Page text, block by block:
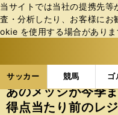
当サイトでは当社の提携先
査・分析したり、お客様に
okie を使⽤する場合があり
サッカー 競馬 ゴ
ス
ポ
ル
サッカーの記事一覧
あのメッシが今季
得点当たり前のレ